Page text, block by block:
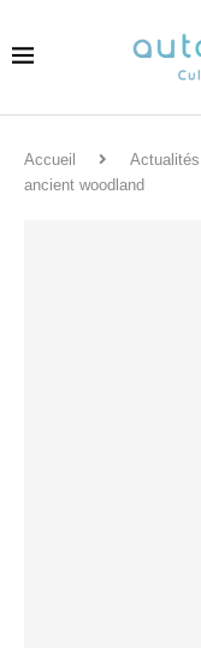
Accueil Actualités
ancient woodland